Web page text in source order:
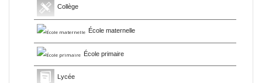
Collège
École maternelle
École primaire
Lycée